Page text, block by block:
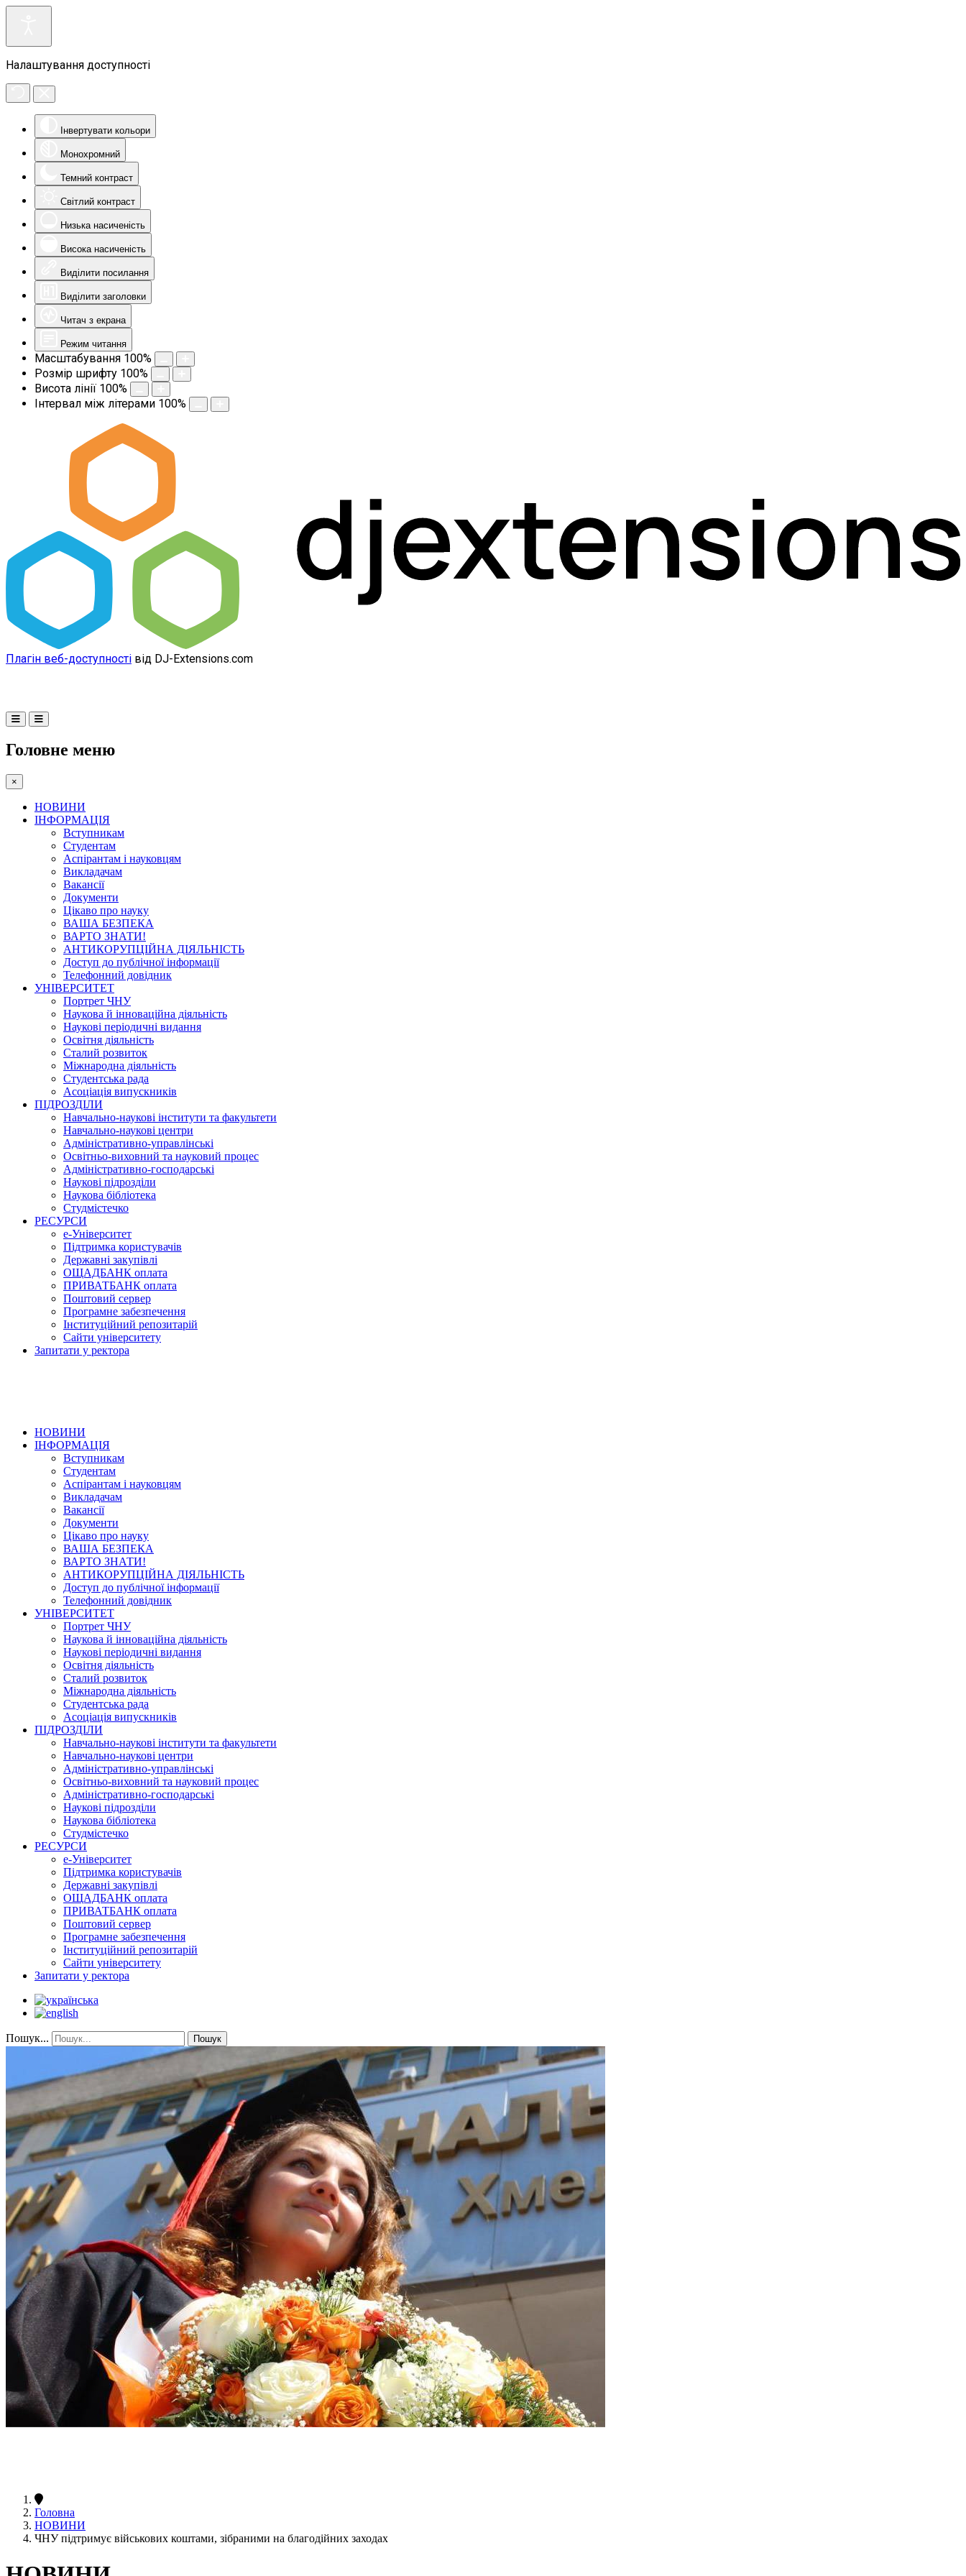
Налаштування доступності
Інвертувати кольори
Монохромний
Темний контраст
Світлий контраст
Низька насиченість
Висока насиченість
Виділити посилання
Виділити заголовки
Читач з екрана
Режим читання
Масштабування 100%
Розмір шрифту 100%
Висота лінії 100%
Інтервал між літерами 100%
Плагін веб-доступності від DJ-Extensions.com
Головне меню
×
НОВИНИ
ІНФОРМАЦІЯ
Вступникам
Студентам
Аспірантам і науковцям
Викладачам
Вакансії
Документи
Цікаво про науку
ВАША БЕЗПЕКА
ВАРТО ЗНАТИ!
АНТИКОРУПЦІЙНА ДІЯЛЬНІСТЬ
Доступ до публічної інформації
Телефонний довідник
УНІВЕРСИТЕТ
Портрет ЧНУ
Наукова й інноваційна діяльність
Наукові періодичні видання
Освітня діяльність
Сталий розвиток
Міжнародна діяльність
Студентська рада
Асоціація випускників
ПІДРОЗДІЛИ
Навчально-наукові інститути та факультети
Навчально-наукові центри
Адміністративно-управлінські
Освітньо-виховний та науковий процес
Адміністративно-господарські
Наукові підрозділи
Наукова бібліотека
Студмістечко
РЕСУРСИ
е-Університет
Підтримка користувачів
Державні закупівлі
ОЩАДБАНК оплата
ПРИВАТБАНК оплата
Поштовий сервер
Програмне забезпечення
Інституційний репозитарій
Сайти університету
Запитати у ректора
НОВИНИ
ІНФОРМАЦІЯ
Вступникам
Студентам
Аспірантам і науковцям
Викладачам
Вакансії
Документи
Цікаво про науку
ВАША БЕЗПЕКА
ВАРТО ЗНАТИ!
АНТИКОРУПЦІЙНА ДІЯЛЬНІСТЬ
Доступ до публічної інформації
Телефонний довідник
УНІВЕРСИТЕТ
Портрет ЧНУ
Наукова й інноваційна діяльність
Наукові періодичні видання
Освітня діяльність
Сталий розвиток
Міжнародна діяльність
Студентська рада
Асоціація випускників
ПІДРОЗДІЛИ
Навчально-наукові інститути та факультети
Навчально-наукові центри
Адміністративно-управлінські
Освітньо-виховний та науковий процес
Адміністративно-господарські
Наукові підрозділи
Наукова бібліотека
Студмістечко
РЕСУРСИ
е-Університет
Підтримка користувачів
Державні закупівлі
ОЩАДБАНК оплата
ПРИВАТБАНК оплата
Поштовий сервер
Програмне забезпечення
Інституційний репозитарій
Сайти університету
Запитати у ректора
Пошук... Пошук
Головна
НОВИНИ
ЧНУ підтримує військових коштами, зібраними на благодійних заходах